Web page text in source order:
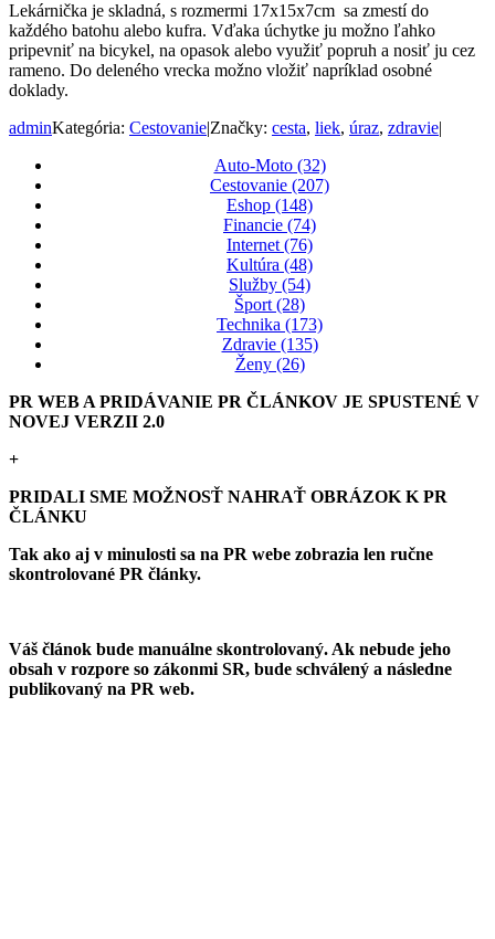
Lekárnička je skladná, s rozmermi 17x15x7cm sa zmestí do
každého batohu alebo kufra. Vďaka úchytke ju možno ľahko
pripevniť na bicykel, na opasok alebo využiť popruh a nosiť ju cez
rameno. Do deleného vrecka možno vložiť napríklad osobné
doklady.
adminKategória: Cestovanie|Značky: cesta, liek, úraz, zdravie|
Auto-Moto (32)
Cestovanie (207)
Eshop (148)
Financie (74)
Internet (76)
Kultúra (48)
Služby (54)
Šport (28)
Technika (173)
Zdravie (135)
Ženy (26)
PR WEB A PRIDÁVANIE PR ČLÁNKOV JE SPUSTENÉ V
NOVEJ VERZII 2.0
+
PRIDALI SME MOŽNOSŤ NAHRAŤ OBRÁZOK K PR
ČLÁNKU
Tak ako aj v minulosti sa na PR webe zobrazia len ručne
skontrolované PR články.
Váš článok bude manuálne skontrolovaný. Ak nebude jeho
obsah v rozpore so zákonmi SR, bude schválený a následne
publikovaný na PR web.